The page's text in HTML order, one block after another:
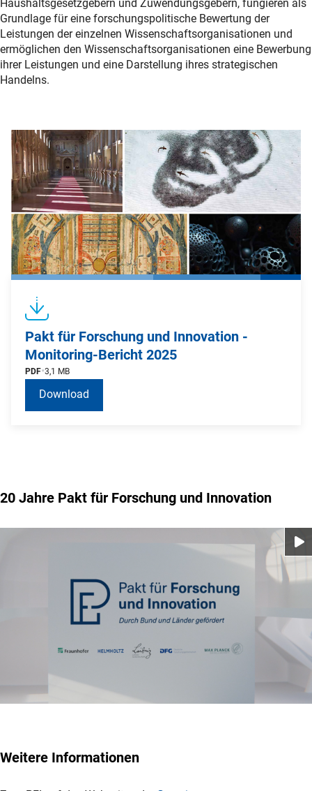
Haushaltsgesetzgebern und Zuwendungsgebern, fungieren als
Grundlage für eine forschungspolitische Bewertung der
Leistungen der einzelnen Wissenschaftsorganisationen und
ermöglichen den Wissenschaftsorganisationen eine Bewerbung
ihrer Leistungen und eine Darstellung ihres strategischen
Handelns.
Pakt für Forschung und Innovation -
Monitoring-Bericht 2025
PDF 3,1 MB
Download
20 Jahre Pakt für Forschung und Innovation
Weitere Informationen